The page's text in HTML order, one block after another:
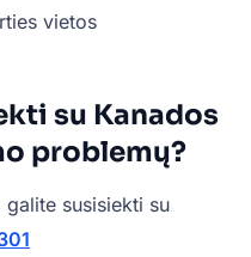
vietos
su Kanados
problemų?
susisiekti su